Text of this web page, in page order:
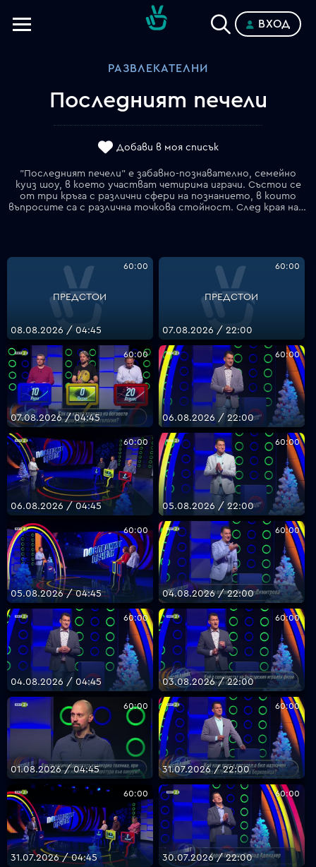
VOYO
ВХОД
РАЗВЛЕКАТЕЛНИ
Последният печели
Добави в моя списък
"Последният печели" е забавно-познавателно, семейно
куиз шоу, в което участват четирима играчи. Състои се
от три кръга с различни сфери на познанието, в които
въпросите са с различна точкова стойност. След края на всеки кръг отпада по един участник, а победителят печели правото да се състезава и в следващия епизод и играе, докато някой друг не успее да го победи.
ПРЕДСТОИ
60:00
08.08.2026 / 04:45
ПРЕДСТОИ
60:00
07.08.2026 / 22:00
60:00
07.08.2026 / 04:45
60:00
06.08.2026 / 22:00
60:00
06.08.2026 / 04:45
60:00
05.08.2026 / 22:00
60:00
05.08.2026 / 04:45
60:00
04.08.2026 / 22:00
60:00
04.08.2026 / 04:45
60:00
03.08.2026 / 22:00
60:00
01.08.2026 / 04:45
60:00
31.07.2026 / 22:00
60:00
31.07.2026 / 04:45
60:00
30.07.2026 / 22:00